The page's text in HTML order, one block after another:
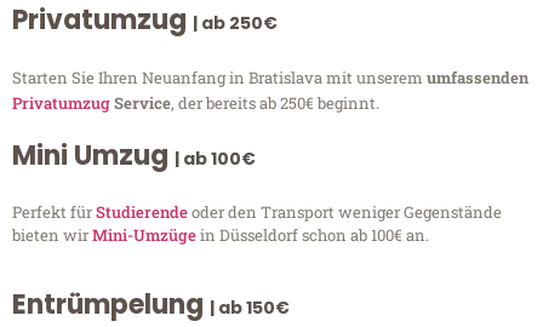
Privatumzug | ab 250€
Starten Sie Ihren Neuanfang in Bratislava mit unserem umfassenden
PrivatumzugService, der bereits ab 250€ beginnt.
Mini Umzug | ab 100€
Perfekt fürStudierendeoder den Transport weniger Gegenstände
bieten wirMini-Umzügein Düsseldorf schon ab 100€ an.
Entrümpelung | ab 150€